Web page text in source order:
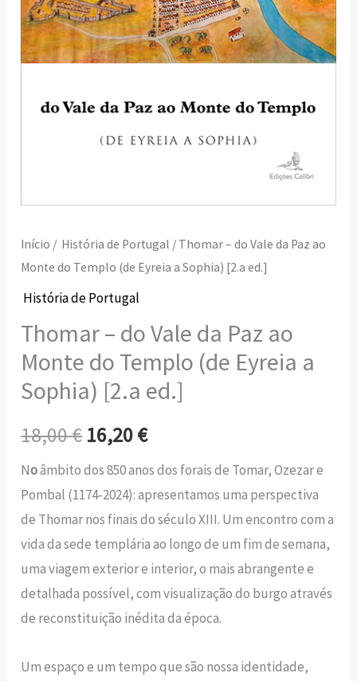
Início / História de Portugal / Thomar – do Vale da Paz ao
Monte do Templo (de Eyreia a Sophia) [2.a ed.]
História de Portugal
Thomar – do Vale da Paz ao
Monte do Templo (de Eyreia a
Sophia) [2.a ed.]
18,00€ 16,20€
Noâmbito dos 850 anos dos forais de Tomar, Ozezar e
Pombal (1174-2024): apresentamos uma perspectiva
de Thomar nos finais do sé­culo XIII. Um encontro com a
vida da sede templária ao longo de um fim de semana,
uma viagem exte­rior e interior, o mais abrangente e
detalhada possível, com visualização do burgo através
de reconstituição inédita da época.
Um espaço e um tempo que são nossa identidade,
do
Templo
(de